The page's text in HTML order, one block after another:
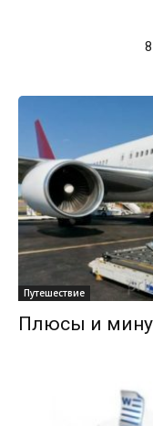
Путешествие
Плюсы и